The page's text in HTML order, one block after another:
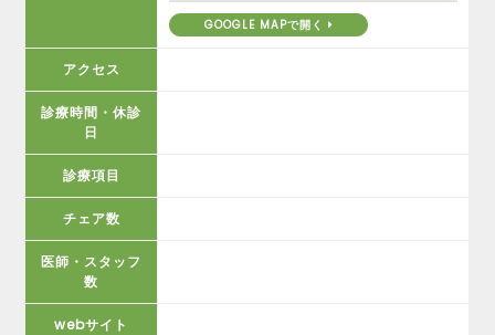
GOOGLE MAPで開く
アクセス
診療時間・休診
日
診療項目
チェア数
医師・スタッフ
数
webサイト